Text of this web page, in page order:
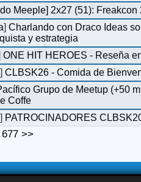
Meeple] 2x27 (51): Freakcon
]Charlando con Draco Ideas
y estrategia
ONE HIT HEROES - Reseña
]CLBSK26 - Comida de
Grupo de Meetup (+50
Coffe
] PATROCINADORES
677 >>